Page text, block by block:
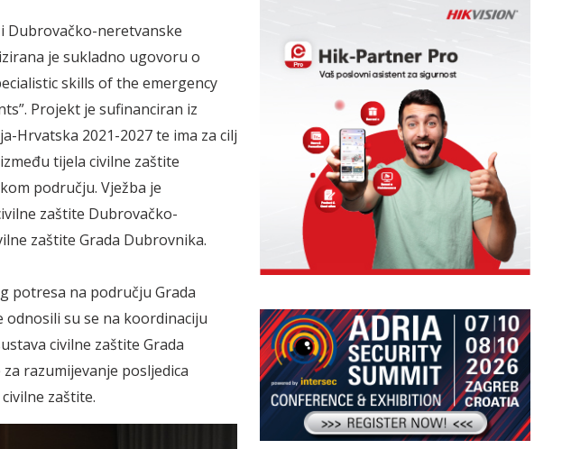
Dubrovačko-neretvanske
je sukladno ugovoru o
skills of the emergency
Projekt je sufinanciran iz
Hrvatska 2021-2027 te ima za cilj
tijela civilne zaštite
području. Vježba je
zaštite Dubrovačko-
zaštite Grada Dubrovnika.
potresa na području Grada
odnosili su se na koordinaciju
civilne zaštite Grada
razumijevanje posljedica
zaštite.